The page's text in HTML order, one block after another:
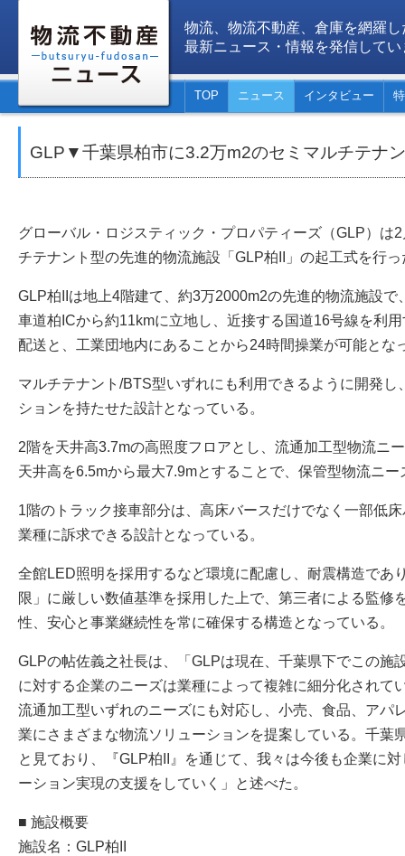
物流、物流不動産、倉庫を網羅し
最新ニュース・情報を発信してい
TOP ニュース インタビュー
GLP▼千葉県柏市に3.2万m2のセミマルチテナ
グローバル・ロジスティック・プロパティーズ（GLP）は
チテナント型の先進的物流施設「GLP柏II」の起工式を行っ
GLP柏IIは地上4階建て、約3万2000m2の先進的物流施設で
車道柏ICから約11kmに立地し、近接する国道16号線を利
配送と、工業団地内にあることから24時間操業が可能とな
マルチテナント/BTS型いずれにも利用できるように開発
ションを持たせた設計となっている。
2階を天井高3.7mの高照度フロアとし、流通加工型物流ニ
天井高を6.5mから最大7.9mとすることで、保管型物流ニ
1階のトラック接車部分は、高床バースだけでなく一部低
業種に訴求できる設計となっている。
全館LED照明を採用するなど環境に配慮し、耐震構造であ
限」に厳しい数値基準を採用した上で、第三者による監修
性、安心と事業継続性を常に確保する構造となっている。
GLPの帖佐義之社長は、「GLPは現在、千葉県下でこの施
に対する企業のニーズは業種によって複雑に細分化されて
流通加工型いずれのニーズにも対応し、小売、食品、アパ
業にさまざまな物流ソリューションを提案している。千葉
と見ており、『GLP柏II』を通じて、我々は今後も企業に
ーション実現の支援をしていく」と述べた。
■ 施設概要
施設名：GLP柏II